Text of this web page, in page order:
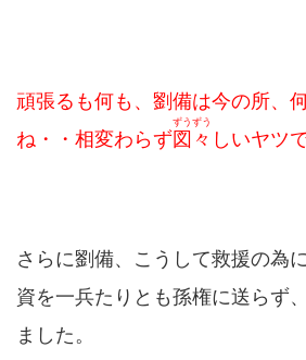
頑張るも何も、劉備は今の所、
ね・・ 相変わらず図々
ずうずう
しいヤツ
さらに劉備、こうして救援の為
資を一兵たりとも孫権に送らず
ました。